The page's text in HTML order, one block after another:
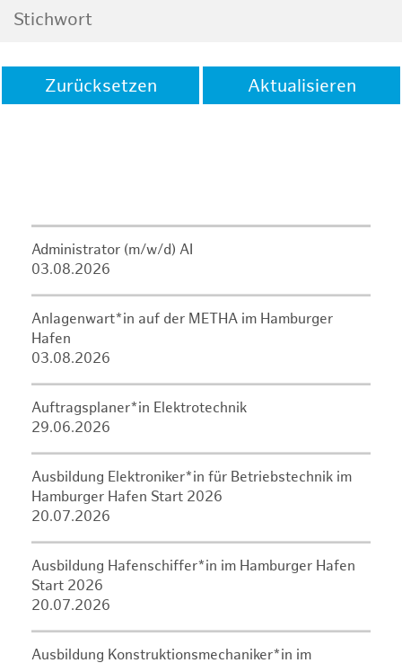
Zurücksetzen Aktualisieren
Administrator (m/w/d) AI
03.08.2026
Anlagenwart*in auf der METHA im Hamburger
Hafen
03.08.2026
Auftragsplaner*in Elektrotechnik
29.06.2026
Ausbildung Elektroniker*in für Betriebstechnik im
Hamburger Hafen Start 2026
20.07.2026
Ausbildung Hafenschiffer*in im Hamburger Hafen
Start 2026
20.07.2026
Ausbildung Konstruktionsmechaniker*in im